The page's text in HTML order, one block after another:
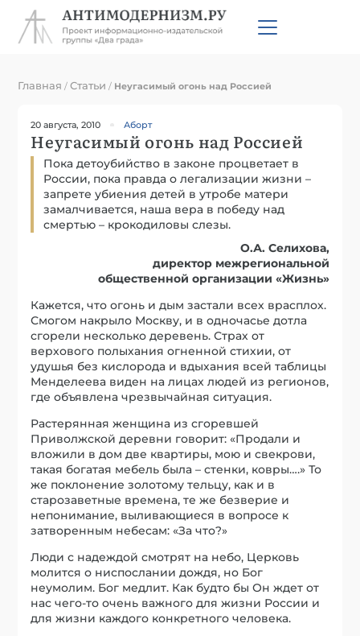
Главная /Статьи / Неугасимый огонь над Россией
20 августа, 2010 Аборт
Неугасимый огонь над Россией
Пока детоубийство в законе процветает в
России, пока правда о легализации жизни –
запрете убиения детей в утробе матери
замалчивается, наша вера в победу над
смертью – крокодиловы слезы.
О.А. Селихова,
директор межрегиональной
общественной организации «Жизнь»
Кажется, что огонь и дым застали всех врасплох.
Смогом накрыло Москву, и в одночасье дотла
сгорели несколько деревень. Страх от
верхового полыхания огненной стихии, от
удушья без кислорода и вдыхания всей таблицы
Менделеева виден на лицах людей из регионов,
где объявлена чрезвычайная ситуация.
Растерянная женщина из сгоревшей
Приволжской деревни говорит: «Продали и
вложили в дом две квартиры, мою и свекрови,
такая богатая мебель была – стенки, ковры….» То
же поклонение золотому тельцу, как и в
старозаветные времена, те же безверие и
непонимание, выливающиеся в вопросе к
затворенным небесам: «За что?»
Люди с надеждой смотрят на небо, Церковь
молится о ниспослании дождя, но Бог
неумолим. Бог медлит. Как будто бы Он ждет от
нас чего-то очень важного для жизни России и
для жизни каждого конкретного человека.